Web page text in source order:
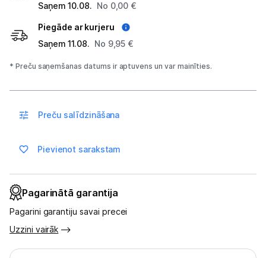
Mazā virtuves tehnika
Klimata iekārtas
Sports un atpūta
Saņem 10.08. No 0,00 €
Piegāde ar kurjeru
Saņem 11.08. No 9,95 €
* Preču saņemšanas datums ir aptuvens un var mainīties.
Preču salīdzināšana
Pievienot sarakstam
Pagarinātā garantija
Pagarini garantiju savai precei
Uzzini vairāk